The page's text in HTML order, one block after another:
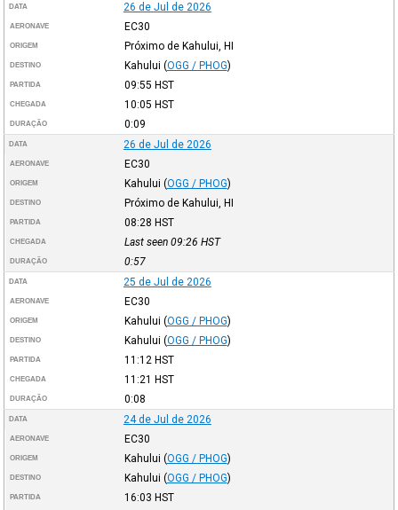
DATA 26 de Jul de 2026
AERONAVE EC30
ORIGEM Próximo de Kahului, HI
DESTINO Kahului (OGG / PHOG)
PARTIDA 09:55 HST
CHEGADA 10:05 HST
DURAÇÃO 0:09
DATA 26 de Jul de 2026
AERONAVE EC30
ORIGEM Kahului (OGG / PHOG)
DESTINO Próximo de Kahului, HI
PARTIDA 08:28 HST
CHEGADA Last seen 09:26 HST
DURAÇÃO 0:57
DATA 25 de Jul de 2026
AERONAVE EC30
ORIGEM Kahului (OGG / PHOG)
DESTINO Kahului (OGG / PHOG)
PARTIDA 11:12 HST
CHEGADA 11:21 HST
DURAÇÃO 0:08
DATA 24 de Jul de 2026
AERONAVE EC30
ORIGEM Kahului (OGG / PHOG)
DESTINO Kahului (OGG / PHOG)
PARTIDA 16:03 HST